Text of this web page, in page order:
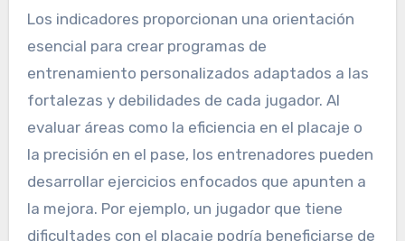
necesidades específicas de sus equipos.
Orientación para programas
de entrenamiento
personalizados
Los indicadores proporcionan una orientación
esencial para crear programas de
entrenamiento personalizados adaptados a las